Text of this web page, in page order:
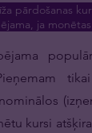
pārdošanas
ja
kursi